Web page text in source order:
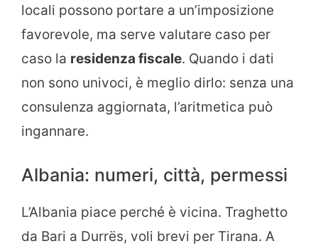
locali possono portare a un’imposizione
favorevole, ma serve valutare caso per
caso la residenza fiscale. Quando i dati
non sono univoci, è meglio dirlo: senza una
consulenza aggiornata, l’aritmetica può
ingannare.
Albania: numeri, città, permessi
L’Albania piace perché è vicina. Traghetto
da Bari a Durrës, voli brevi per Tirana. A